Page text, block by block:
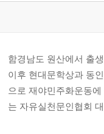
함경남도 원산에서 출
이후 현대문학상과 동
으로 재야민주화운동
는 자유실천문인협회